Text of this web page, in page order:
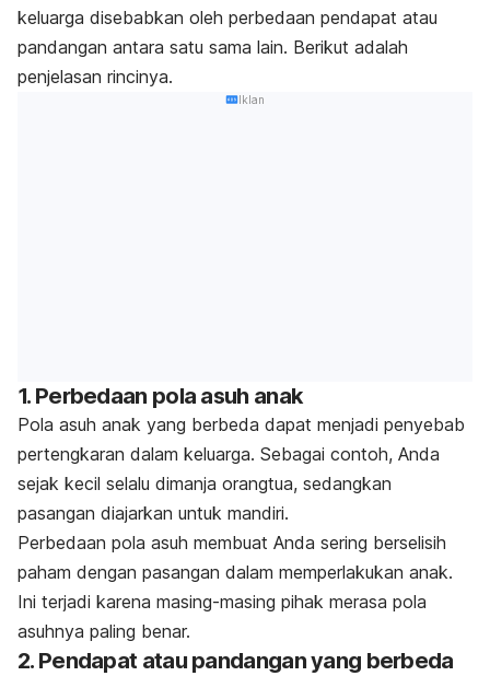
keluarga disebabkan oleh perbedaan pendapat atau
pandangan antara satu sama lain. Berikut adalah
penjelasan rincinya.
Iklan
1. Perbedaan pola asuh anak
Pola asuh anak yang berbeda dapat menjadi penyebab
pertengkaran dalam keluarga. Sebagai contoh, Anda
sejak kecil selalu dimanja orangtua, sedangkan
pasangan diajarkan untuk mandiri.
Perbedaan pola asuh membuat Anda sering berselisih
paham dengan pasangan dalam memperlakukan anak.
Ini terjadi karena masing-masing pihak merasa pola
asuhnya paling benar.
2. Pendapat atau pandangan yang berbeda